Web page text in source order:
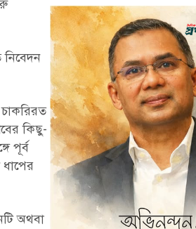
নিবেদন
কিছু-
পূর্ব
অথবা